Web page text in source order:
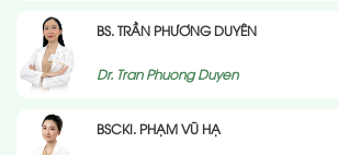
BS. TRẦN PHƯƠNG DUYÊN
Dr. Tran Phuong Duyen
BSCKI. PHẠM VŨ HẠ